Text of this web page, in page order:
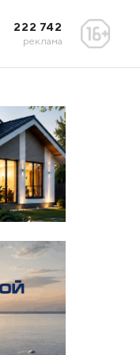
222 742
реклама